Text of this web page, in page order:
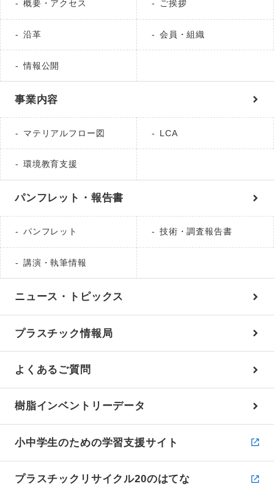
概要・アクセス ご挨拶
沿革 会員・組織
情報公開
事業内容
マテリアルフロー図 LCA
環境教育支援
パンフレット・報告書
パンフレット 技術・調査報告書
講演・執筆情報
ニュース・トピックス
プラスチック情報局
よくあるご質問
樹脂インベントリーデータ
小中学生のための学習支援サイト
プラスチックリサイクル20のはてな